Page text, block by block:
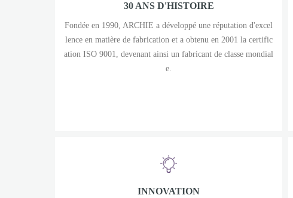
30 ANS D'HISTOIRE
Fondée en 1990, ARCHIE a développé une réputation d'excel
lence en matière de fabrication et a obtenu en 2001 la certific
ation ISO 9001, devenant ainsi un fabricant de classe mondial
e.
INNOVATION